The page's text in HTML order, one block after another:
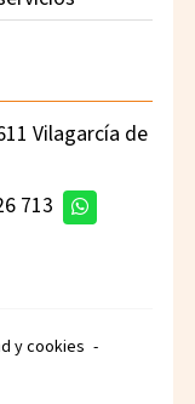
Vilagarcía de
713
y cookies -